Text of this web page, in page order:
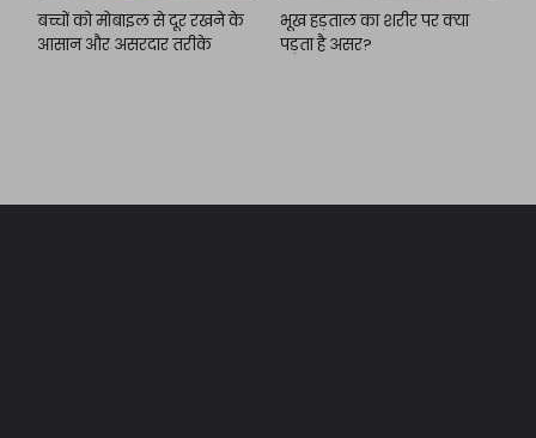
बच्चों को मोबाइल से दूर रखने के
आसान और असरदार तरीके
भूख हड़ताल का शरीर पर क्या
पड़ता है असर?